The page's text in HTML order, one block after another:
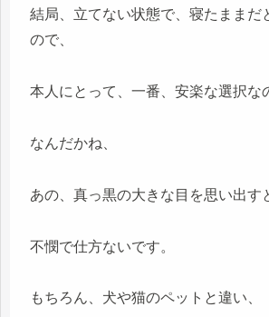
結局、立てない状態で、寝たままだ
ので、
本人にとって、一番、安楽な選択な
なんだかね、
あの、真っ黒の大きな目を思い出す
不憫で仕方ないです。
もちろん、犬や猫のペットと違い、